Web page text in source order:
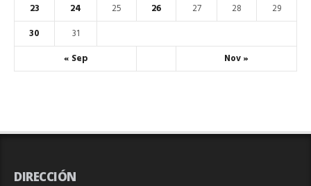
« Sep Nov »
23
24 25 26 27 28
29
30
31
DIRECCIÓN